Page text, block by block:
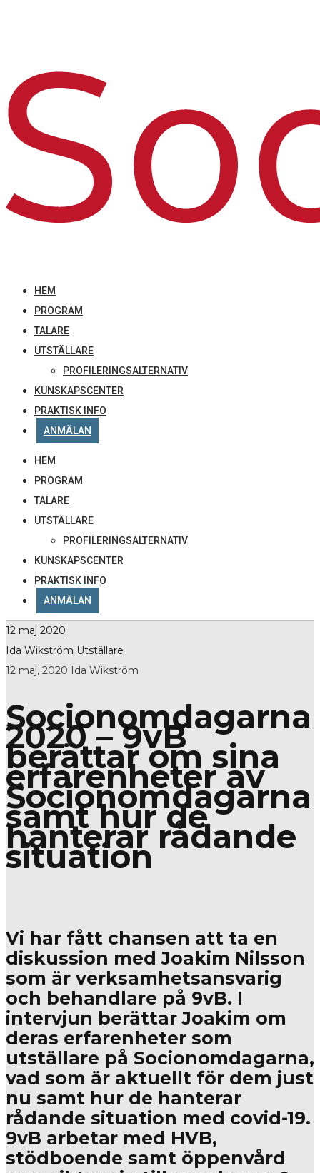
HEM
PROGRAM
TALARE
UTSTÄLLARE
PROFILERINGSALTERNATIV
KUNSKAPSCENTER
PRAKTISK INFO
ANMÄLAN
HEM
PROGRAM
TALARE
UTSTÄLLARE
PROFILERINGSALTERNATIV
KUNSKAPSCENTER
PRAKTISK INFO
ANMÄLAN
12 maj 2020
Ida Wikström Utställare
12 maj, 2020 Ida Wikström
Socionomdagarna
2020 – 9vB
berättar om sina
erfarenheter av
Socionomdagarna
samt hur de
hanterar rådande
situation
Vi har fått chansen att ta en
diskussion med Joakim Nilsson
som är verksamhetsansvarig
och behandlare på 9vB. I
intervjun berättar Joakim om
deras erfarenheter som
utställare på Socionomdagarna,
vad som är aktuellt för dem just
nu samt hur de hanterar
rådande situation med covid-19.
9vB arbetar med HVB,
stödboende samt öppenvård